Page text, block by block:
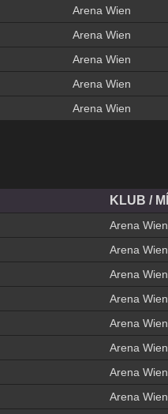
Arena Wien
Arena Wien
Arena Wien
Arena Wien
Arena Wien
KLUB /
Arena Wien
Arena Wien
Arena Wien
Arena Wien
Arena Wien
Arena Wien
Arena Wien
Arena Wien